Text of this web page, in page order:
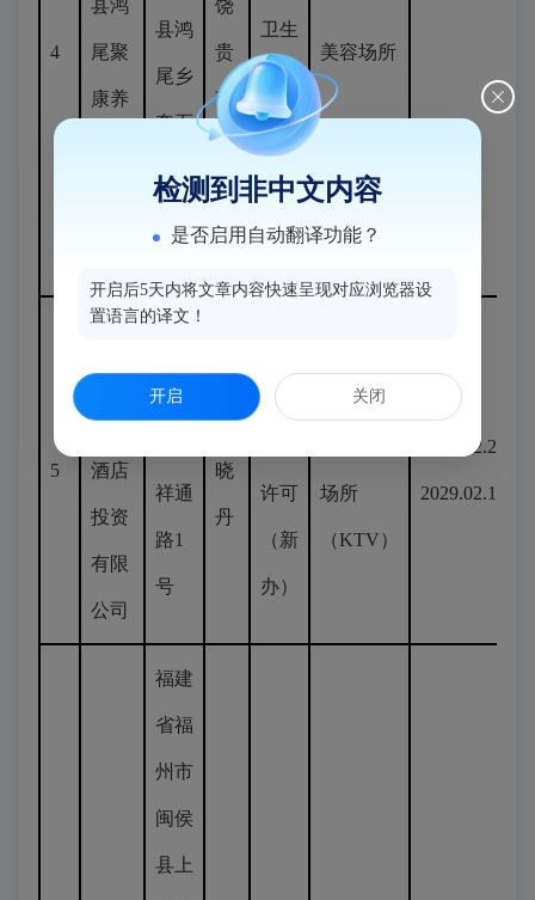
4
县鸿
尾聚
康养
县鸿
尾乡
奎石
饶
贵
芳
卫生
许可
（注
美容场所
5
福建
榕泰
商务
酒店
投资
有限
公司
县祥
祥通
路1
号
林
晓
丹
场所
许可
（新
办）
住宿场
场所
（KTV）
2025.02.20-
2029.02.19
福建
省福
州市
闽侯
县上
检测到非中文内容
是否启用自动翻译功能？
开启后5天内将文章内容快速呈现对应浏览器设
置语言的译文！
开启 关闭